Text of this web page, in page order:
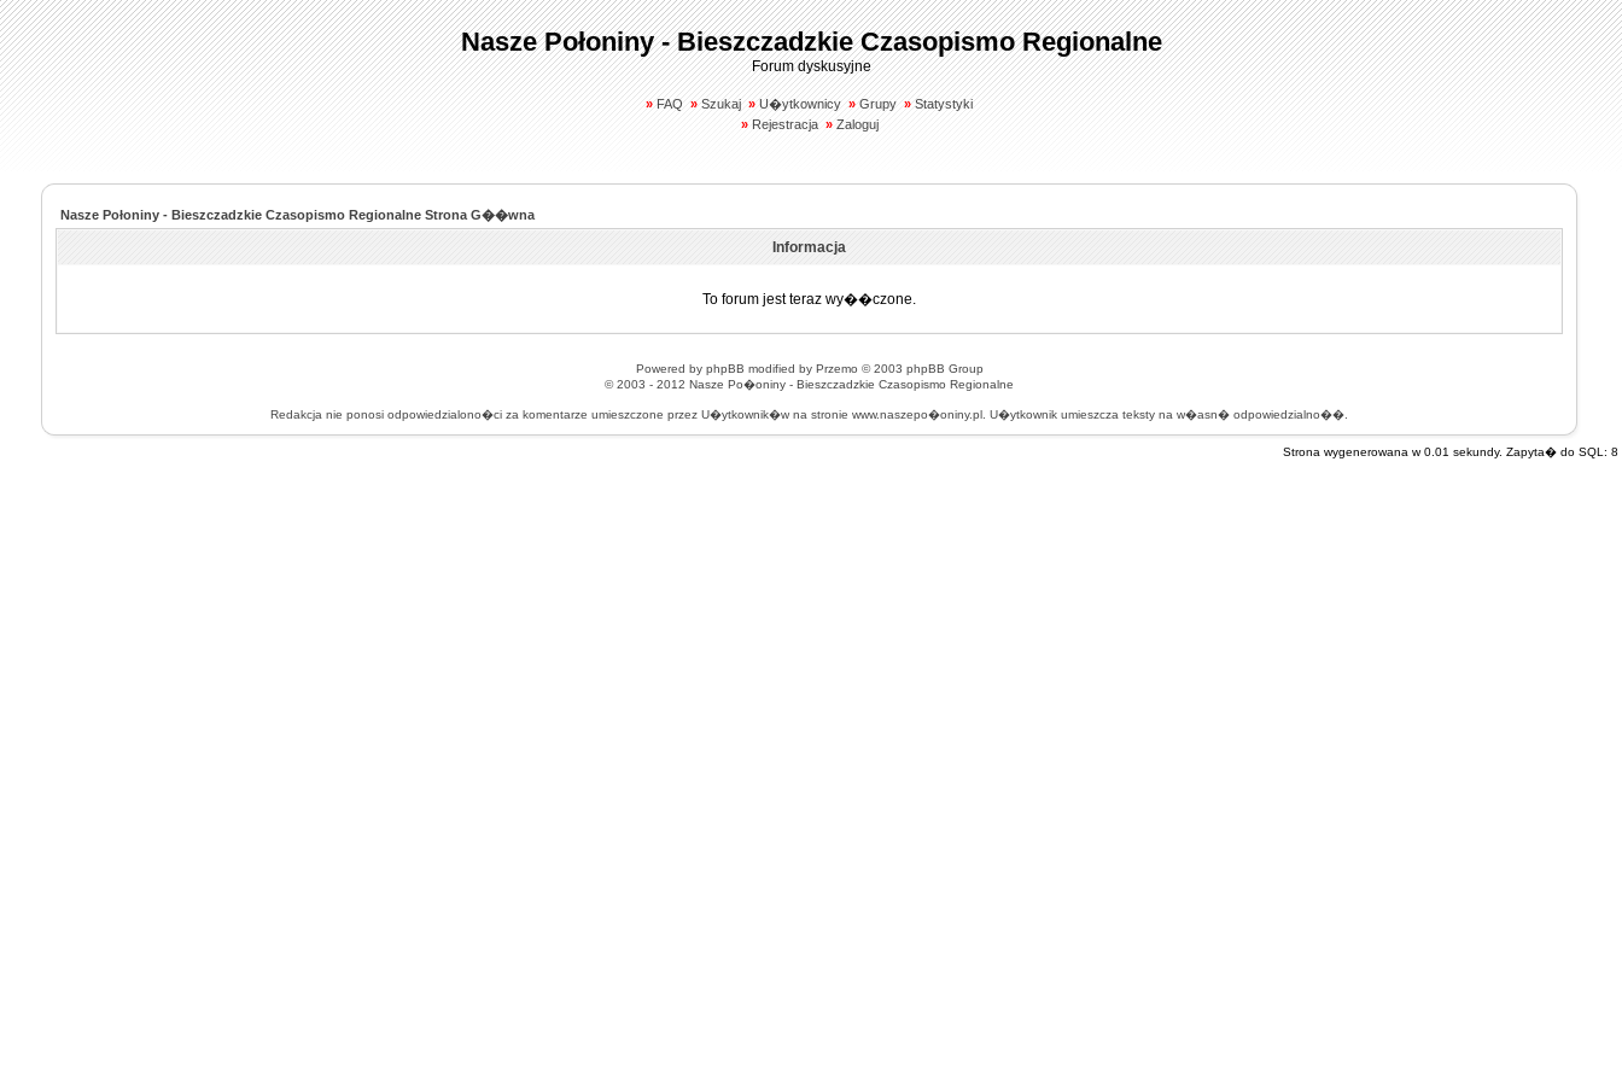
Nasze Połoniny - Bieszczadzkie Czasopismo Regionalne
Forum dyskusyjne
» FAQ » Szukaj » U�ytkownicy » Grupy » Statystyki
» Rejestracja » Zaloguj
Nasze Połoniny - Bieszczadzkie Czasopismo Regionalne Strona G��wna
Informacja
To forum jest teraz wy��czone.
Powered by phpBB modified by Przemo © 2003 phpBB Group
© 2003 - 2012 Nasze Po�oniny - Bieszczadzkie Czasopismo Regionalne
Redakcja nie ponosi odpowiedzialono�ci za komentarze umieszczone przez U�ytkownik�w na stronie www.naszepo�oniny.pl. U�ytkownik umieszcza teksty na w�asn� odpowiedzialno��.
Strona wygenerowana w 0.01 sekundy. Zapyta� do SQL: 8